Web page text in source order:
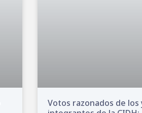
Votos razonados de los